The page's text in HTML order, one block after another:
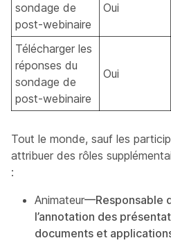
sondage de
post-webinaire
Oui
Télécharger les
réponses du
sondage de
post-webinaire
Oui
Tout le monde, sauf les
attribuer des rôles
:
Animateur—Responsable
l’annotation des
documents et